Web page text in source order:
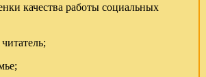
качества работы социальных